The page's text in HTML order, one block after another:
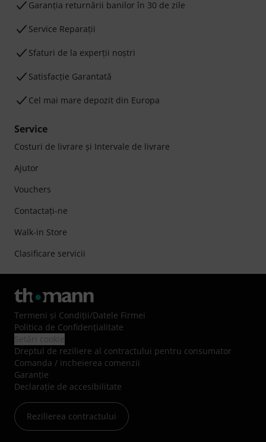
Garanţia returnării banilor în 30 de zile
Service Reparații
Sfaturi de la experții noștri
Satisfacție Garantată
Cel mai mare depozit din Europa
Service
Costuri de livrare şi Intervale de livrare
Ajutor
Vouchers
Contactaţi-ne
Walk-in Store
Clasificare servicii
Termeni şi Condiţii/Datele Firmei
Politica de Confidenţialitate
Dreptul de reziliere al contractului pentru consumator
Comanda / incheierea comenzii
Garanție
Declarație de accesibilitate
Rezilierea contractului